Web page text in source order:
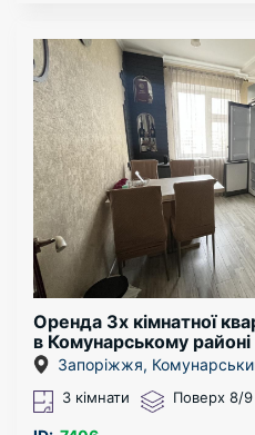
Оренда 3х кімнатної
в Комунарському районі
Запоріжжя,
3 кімнати Поверх 8/9